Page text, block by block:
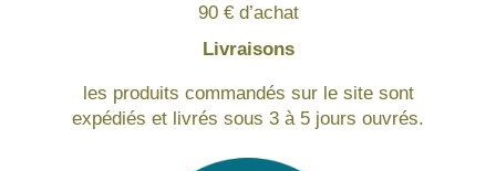
90 € d’achat
Livraisons
les produits commandés sur le site sont
expédiés et livrés sous 3 à 5 jours ouvrés.